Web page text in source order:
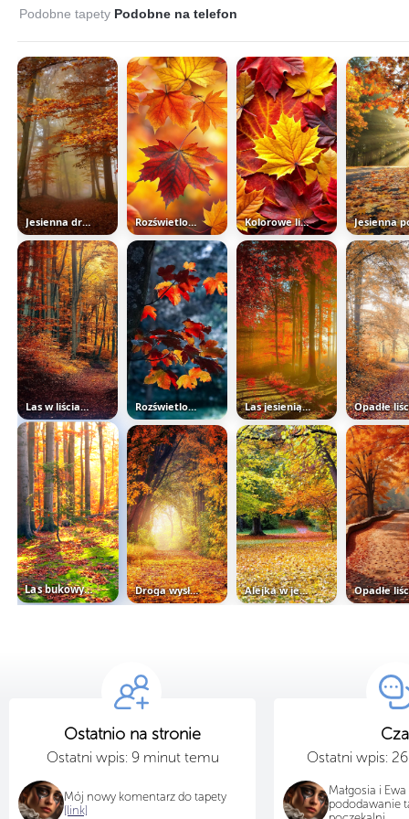
Podobne tapety Podobne na telefon
Jesienna droga przez las
Las w liściach jesienią
Las bukowy na Ukrainie jesienią
Rozświetlone jesienne liście klonu
Rozświetlone liście na pniu drzewa
Droga wysłana liśćmi w jesiennym...
Kolorowe liście klonu
Las jesienią o wschodzie słońca
Alejka w jesiennym parku
Ostatnio na stronie
Ostatni wpis: 9 minut temu
Mój nowy komentarz do tapety
[link]
Ostatni wpis:
Małgosia i
pododawanie